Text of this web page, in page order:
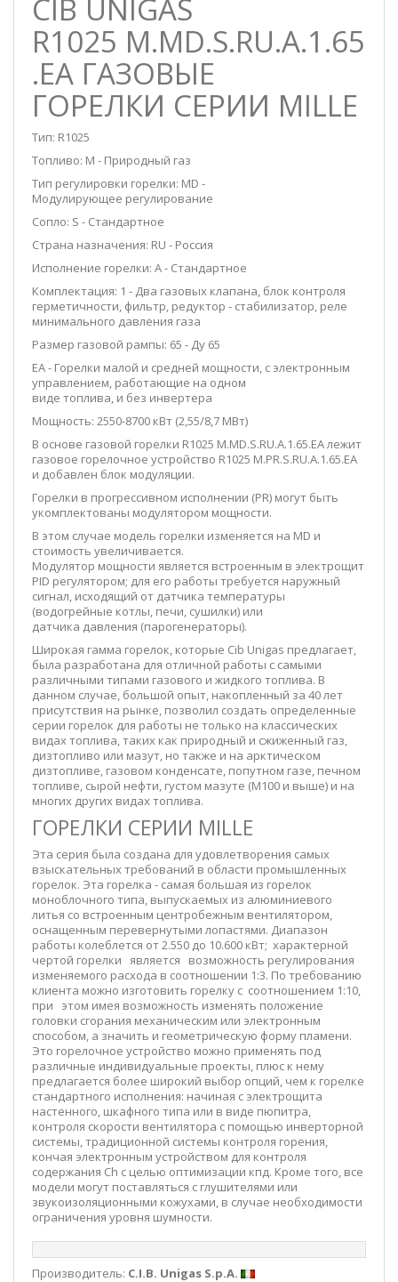
CIB UNIGAS
R1025 M.MD.S.RU.A.1.65
.EA ГАЗОВЫЕ
ГОРЕЛКИ СЕРИИ MILLE
Тип: R1025
Топливо: M - Природный газ
Тип регулировки горелки: MD -
Модулирующее регулирование
Сопло: S - Стандартное
Страна назначения: RU - Россия
Исполнение горелки: A - Стандартное
Комплектация: 1 - Два газовых клапана, блок контроля
герметичности, фильтр, редуктор - стабилизатор, реле
минимального давления газа
Размер газовой рампы: 65 - Ду 65
EA - Горелки малой и средней мощности, с электронным
управлением, работающие на одном
виде топлива, и без инвертера
Мощность: 2550-8700 кВт (2,55/8,7 МВт)
В основе газовой горелки R1025 M.MD.S.RU.A.1.65.EA лежит
газовое горелочное устройство R1025 M.PR.S.RU.A.1.65.EA
и добавлен блок модуляции.
Горелки в прогрессивном исполнении (PR) могут быть
укомплектованы модулятором мощности.
В этом случае модель горелки изменяется на MD и
стоимость увеличивается.
Модулятор мощности является встроенным в электрощит
PID регулятором; для его работы требуется наружный
сигнал, исходящий от датчика температуры
(водогрейные котлы, печи, сушилки) или
датчика давления (парогенераторы).
Широкая гамма горелок, которые Cib Unigas предлагает,
была разработана для отличной работы с самыми
различными типами газового и жидкого топлива. В
данном случае, большой опыт, накопленный за 40 лет
присутствия на рынке, позволил создать определенные
серии горелок для работы не только на классических
видах топлива, таких как природный и сжиженный газ,
дизтопливо или мазут, но также и на арктическом
дизтопливе, газовом конденсате, попутном газе, печном
топливе, сырой нефти, густом мазуте (M100 и выше) и на
многих других видах топлива.
ГОРЕЛКИ СЕРИИ MILLE
Эта серия была создана для удовлетворения самых
взыскательных требований в области промышленных
горелок. Эта горелка - самая большая из горелок
моноблочного типа, выпускаемых из алюминиевого
литья со встроенным центробежным вентилятором,
оснащенным перевернутыми лопастями. Диапазон
работы колеблется от 2.550 до 10.600 кВт; характерной
чертой горелки является возможность регулирования
изменяемого расхода в соотношении 1:3. По требованию
клиента можно изготовить горелку с соотношением 1:10,
при этом имея возможность изменять положение
головки сгорания механическим или электронным
способом, а значить и геометрическую форму пламени.
Это горелочное устройство можно применять под
различные индивидуальные проекты, плюс к нему
предлагается более широкий выбор опций, чем к горелке
стандартного исполнения: начиная с электрощита
настенного, шкафного типа или в виде пюпитра,
контроля скорости вентилятора с помощью инверторной
системы, традиционной системы контроля горения,
кончая электронным устройством для контроля
содержания Ch с целью оптимизации кпд. Кроме того, все
модели могут поставляться с глушителями или
звукоизоляционными кожухами, в случае необходимости
ограничения уровня шумности.
Производитель: C.I.B. Unigas S.p.A.